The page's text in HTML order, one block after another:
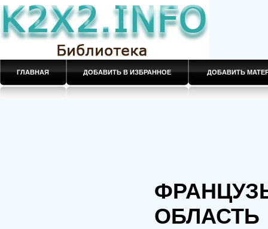
ГЛАВНАЯ ДОБАВИТЬ В ИЗБРАННОЕ ДОБАВИТЬ
ОБЛАСТЬ